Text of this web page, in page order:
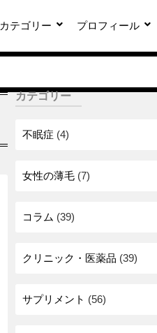
カテゴリー プロフィール
カテゴリー
不眠症 (4)
女性の薄毛 (7)
コラム (39)
クリニック・医薬品 (39)
サプリメント (56)